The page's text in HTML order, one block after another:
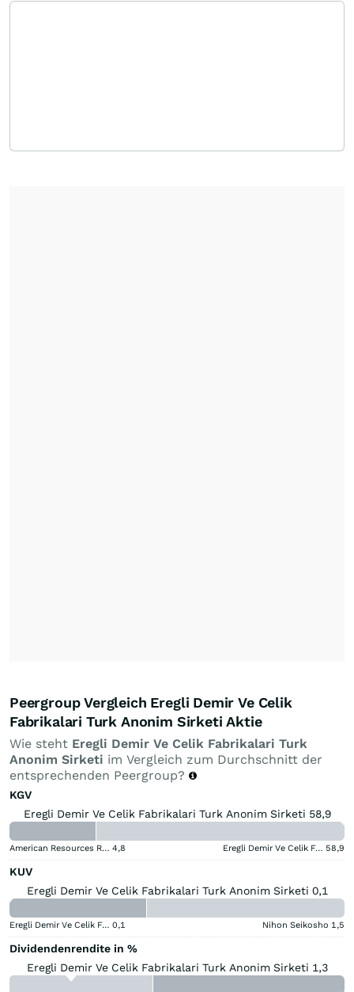
Peergroup Vergleich Eregli Demir Ve Celik
Fabrikalari Turk Anonim Sirketi Aktie
Wie steht Eregli Demir Ve Celik Fabrikalari Turk
Anonim Sirketi im Vergleich zum Durchschnitt der
entsprechenden Peergroup?
KGV
Eregli Demir Ve Celik Fabrikalari Turk Anonim Sirketi 58,9
American Resources Registered (A) 4,8 Eregli Demir Ve Celik Fabrikalari Turk Anonim Sirketi 58,9
KUV
Eregli Demir Ve Celik Fabrikalari Turk Anonim Sirketi 0,1
Eregli Demir Ve Celik Fabrikalari Turk Anonim Sirketi 0,1 Nihon Seikosho 1,5
Dividendenrendite in %
Eregli Demir Ve Celik Fabrikalari Turk Anonim Sirketi 1,3